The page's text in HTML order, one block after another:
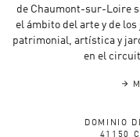
de Chaumont-sur-Loire
el ámbito del arte y de
patrimonial, artística y
en el
DOMINIO
41150